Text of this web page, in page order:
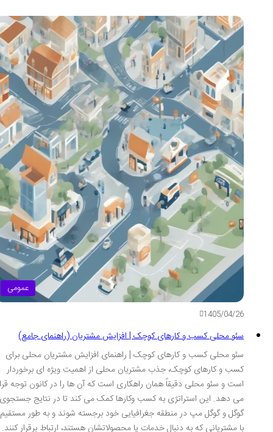
عمومی
1405/04/26
سئو محلی کسب و کارهای کوچک | افزایش مشتریان (راهنمای جامع)
سئو محلی کسب و کارهای کوچک | راهنمای افزایش مشتریان محلی برای
کسب و کارهای کوچک، جذب مشتریان محلی از اهمیت ویژه ای برخوردار
است و سئو محلی دقیقاً همان راهکاری است که آن ها را در کانون توجه قرار
می دهد. این استراتژی به کسب وکارها کمک می کند تا در نتایج جستجوی
گوگل و گوگل مپ در منطقه جغرافیایی خود برجسته شوند و به طور مستقیم
با مشتریانی که به دنبال خدمات یا محصولاتشان هستند، ارتباط برقرار کنند.